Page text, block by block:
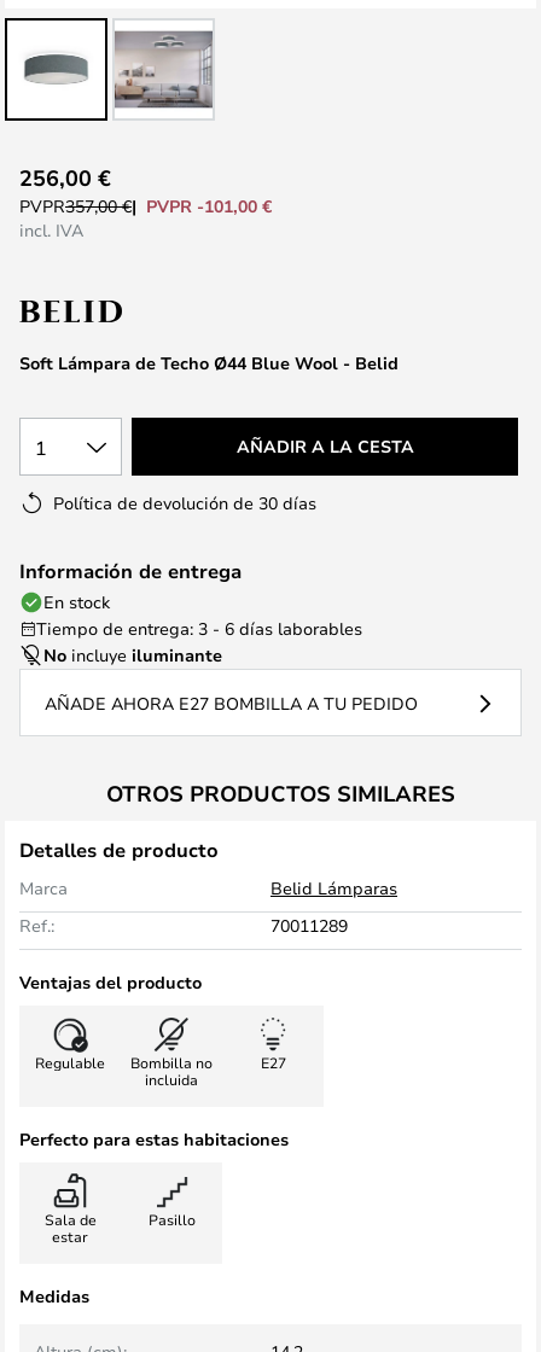
comienzo
galería
imágenes
Soft Lámpara de Techo Ø44 Blue Wool - Belid
256,00 €
PVPR357,00 €
PVPR -101,00 €
incl. IVA
1 AÑADIR A LA CESTA
Política de devolución de 30 días
Información de entrega
En stock
Tiempo de entrega: 3 - 6 días laborables
No incluye iluminante
AÑADE AHORA E27 BOMBILLA A TU PEDIDO
OTROS PRODUCTOS SIMILARES
Detalles de producto
Marca
Belid Lámparas
Ref.:
70011289
Ventajas del producto
Regulable
Bombilla no
incluida
E27
Perfecto para estas habitaciones
Sala de
estar
Pasillo
Medidas